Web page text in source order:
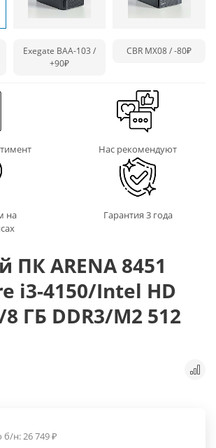
Exegate BAA-103 /
+90₽
CBR MX08 /-80₽
Нас рекомендуют
на
Гарантия 3 года
ARENA 8451
i3-4150/Intel HD
ГБ DDR3/M2 512
б/н:26 749₽